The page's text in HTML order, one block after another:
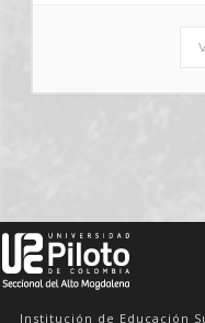
Institución de Educación